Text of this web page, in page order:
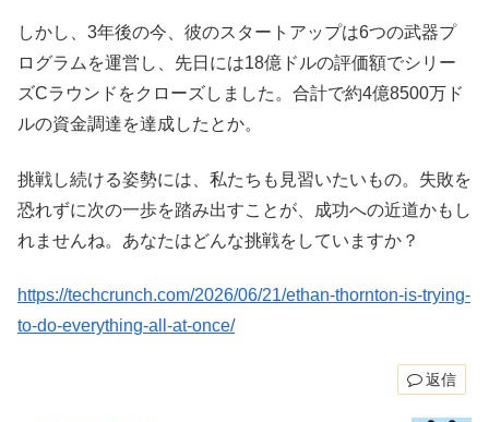
しかし、3年後の今、彼のスタートアップは6つの武器プ
ログラムを運営し、先日には18億ドルの評価額でシリー
ズCラウンドをクローズしました。合計で約4億8500万ド
ルの資金調達を達成したとか。
挑戦し続ける姿勢には、私たちも見習いたいもの。失敗を
恐れずに次の一歩を踏み出すことが、成功への近道かもし
れませんね。あなたはどんな挑戦をしていますか？
https://techcrunch.com/2026/06/21/ethan-thornton-is-trying-
to-do-everything-all-at-once/
返信